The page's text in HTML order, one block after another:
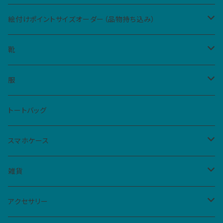
絵付けポイントサイズオーダー（品物持ち込み）
Sサイズ（5cm四方、2カ所まで）
Mサイズ（10cm四方、1カ所）
靴
レディース
ハイカットスニーカー
スリッポン
メンズ
ベビー・キッズ
服
Tシャツ
男女共用S
男女共用M
シャツ
レディースM
レディースL
トートバッグ
スマホケース
iPhone
クリアケース
雑貨
扇子
アクセサリー